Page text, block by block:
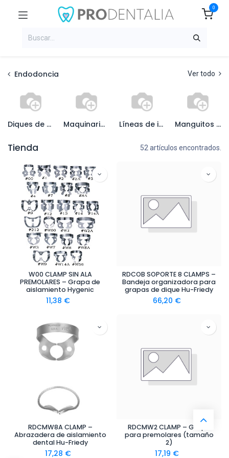
0
Endodoncia Ver todo
Diques de goma Maquinaria endodoncia Líneas de irrigación Manguitos de ajuste
Tienda 52 artículos encontrados.
W00 CLAMP SIN ALA
PREMOLARES – Grapa de
aislamiento Hygenic
11,38 €
RDCOB SOPORTE 8 CLAMPS –
Bandeja organizadora para
grapas de dique Hu-Friedy
66,20 €
RDCMW8A CLAMP –
Abrazadera de aislamiento
dental Hu-Friedy
17,28 €
RDCMW2 CLAMP – Grapa
para premolares (tamaño
2)
17,19 €